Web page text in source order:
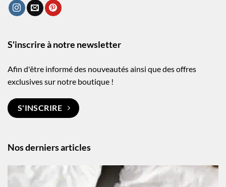
Nos derniers articles
S'inscrire à notre newsletter
Afin d'être informé des nouveautés ainsi que des offres
exclusives sur notre boutique !
S'INSCRIRE